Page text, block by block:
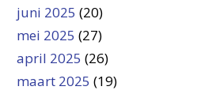
juni 2025 (20)
mei 2025 (27)
april 2025 (26)
maart 2025 (19)